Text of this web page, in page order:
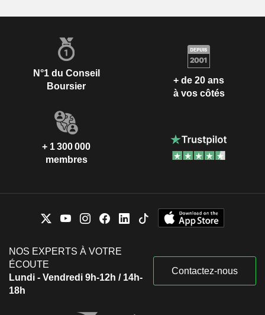
N°1 du Conseil
Boursier
+ de 20 ans
à vos côtés
+ 1 300 000
membres
NOS EXPERTS À VOTRE
ÉCOUTE
Lundi - Vendredi 9h-12h / 14h-
18h
Contactez-nous